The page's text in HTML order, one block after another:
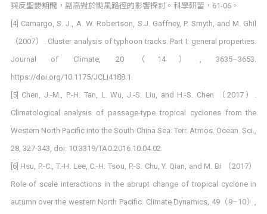
與反聖嬰期間，副高對於颱風路徑的影響探討。科學研習，61-06。
[4] Camargo, S. J., A. W. Robertson, S.J. Gaffney, P. Smyth, and M. Ghil
（2007）. Cluster analysis of typhoon tracks. Part I: general properties.
Journal of Climate, 20（14）, 3635–3653.
https://doi.org/10.1175/JCLI4188.1.
[5] Chen, J.-M., P.-H. Tan, L. Wu, J.-S. Liu, and H.-S. Chen （2017）.
Climatological analysis of passage-type tropical cyclones from the
Western North Pacific into the South China Sea. Terr. Atmos. Ocean. Sci.,
28, 327-343, doi: 10.3319/TAO.2016.10.04.02
[6] Hsu, P.-C., T.-H. Lee, C.-H. Tsou, P.-S. Chu, Y. Qian, and M. Bi （2017）
Role of scale interactions in the abrupt change of tropical cyclone in
autumn over the western North Pacific. Climate Dynamics, 49（9–10）,